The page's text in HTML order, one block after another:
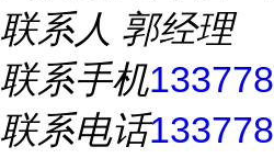
联系人 郭经理
联系手机
联系电话